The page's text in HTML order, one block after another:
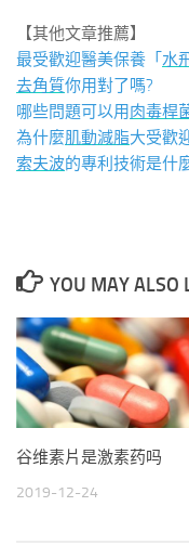
【其他文章推薦】
最受歡迎醫美保養「 水
去角質你用對了嗎?
哪些問題可以用肉毒桿
為什麼肌動減脂大受歡
索夫波的專利技術是什
YOU MAY ALSO
谷维素片是激素药吗
2019-12-24